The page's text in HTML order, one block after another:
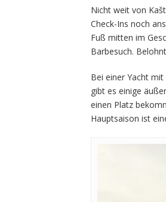
Nicht weit von
Check-Ins noch
Fuß mitten im
Barbesuch.
Bei einer Yacht
gibt es einige
einen Platz
Hauptsaison ist